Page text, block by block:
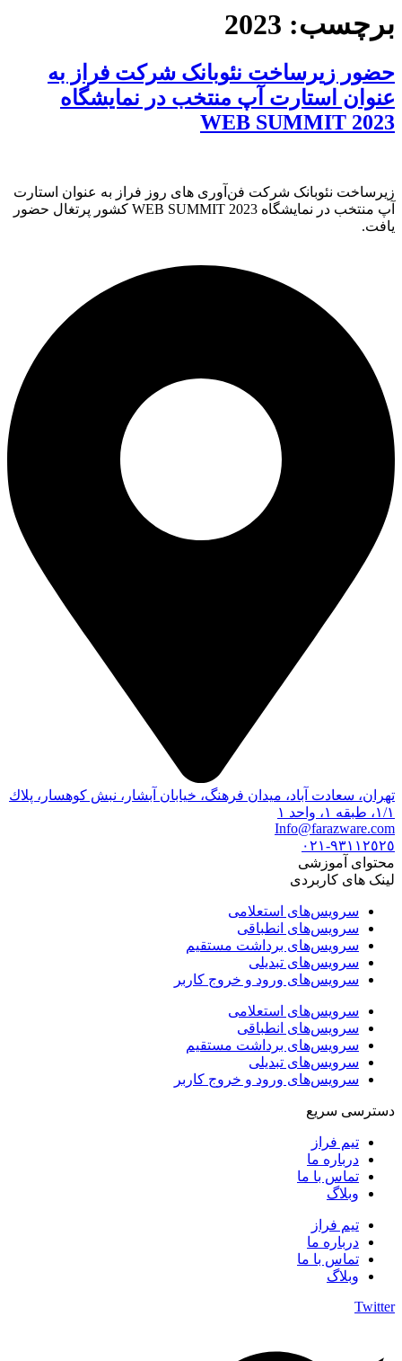
برچسب: 2023
حضور زیرساخت نئوبانک شرکت فراز به
عنوان استارت آپ منتخب در نمایشگاه
WEB SUMMIT 2023
زیرساخت نئوبانک شرکت فن‌آوری های روز فراز به عنوان استارت
آپ منتخب در نمایشگاه WEB SUMMIT 2023 کشور پرتغال حضور
یافت.
تهران، سعادت آباد، ميدان فرهنگ، خيابان آبشار، نبش كوهسار، پلاك
١/١، طبقه ١، واحد ١
Info@farazware.com
٩٣١١٢٥٢٥-٠٢١
محتوای آموزشی
لینک های کاربردی
سرویس‌های استعلامی
سرویس‌های انطباقی
سرویس‌های برداشت مستقیم
سرویس‌های تبدیلی
سرویس‌های ورود و خروج کاربر
سرویس‌های استعلامی
سرویس‌های انطباقی
سرویس‌های برداشت مستقیم
سرویس‌های تبدیلی
سرویس‌های ورود و خروج کاربر
دسترسی سریع
تیم فراز
درباره ما
تماس با ما
وبلاگ
تیم فراز
درباره ما
تماس با ما
وبلاگ
Twitter